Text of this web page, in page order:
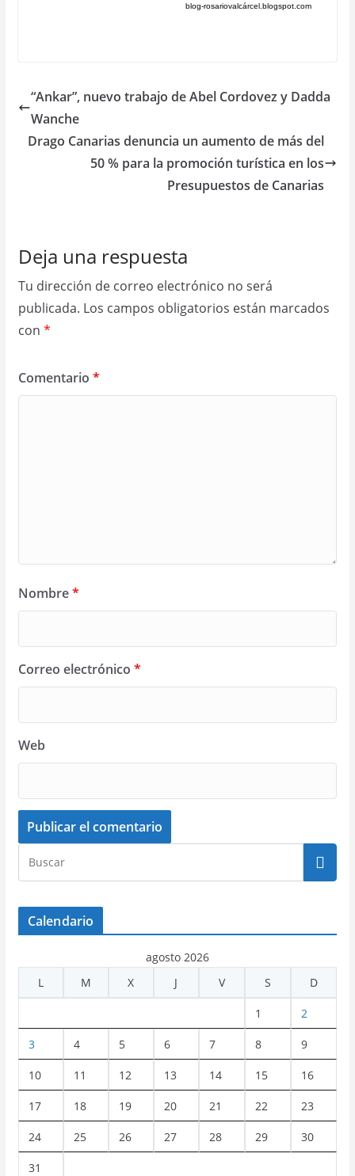
blog-rosariovalcárcel.blogspot.com
“Ankar”, nuevo trabajo de Abel Cordovez y Dadda
Wanche
Drago Canarias denuncia un aumento de más del
50 % para la promoción turística en los
Presupuestos de Canarias
Deja una respuesta
Tu dirección de correo electrónico no será
publicada. Los campos obligatorios están marcados
con *
Comentario *
Nombre*
Correo electrónico *
Web
Calendario
agosto 2026
L
M X J V S D
1 2
3 4 5 6 7 8 9
10 11 12 13 14 15 16
17 18 19 20 21 22 23
24 25 26 27 28 29 30
31